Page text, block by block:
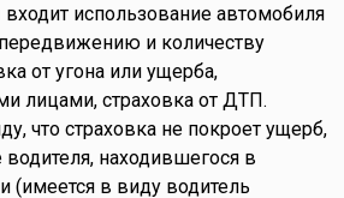
использование автомобиля
и количеству
от угона или ущерба,
лицами, страховка от ДТП.
что страховка не покроет ущерб,
находившегося в
(имеется в виду водитель